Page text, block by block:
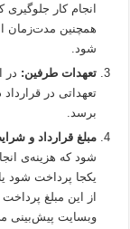
انجام کار
همچنین مدت‌زمان
شود.
تعهدات طرفین: در
تعهداتی در
برسد.
مبلغ قرارداد و
شود که هزینه‌ی
یکجا پرداخت شود
از این مبلغ
وبسایت پیش‌بینی